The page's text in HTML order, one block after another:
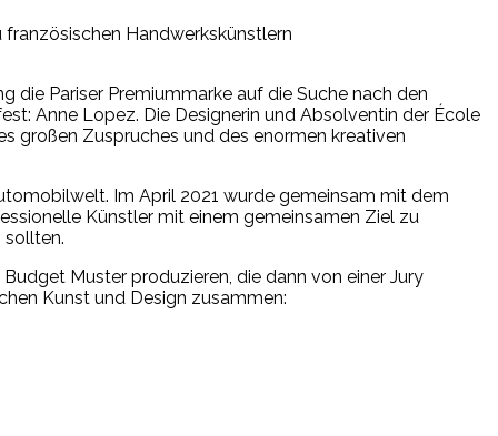
Handwerkskünstlern
die Pariser Premiummarke auf die Suche nach den
Anne Lopez. Die Designerin und Absolventin der École
großen Zuspruches und des enormen kreativen
Im April 2021 wurde gemeinsam mit dem
Künstler mit einem gemeinsamen Ziel zu
sollten.
Muster produzieren, die dann von einer Jury
Kunst und Design zusammen: